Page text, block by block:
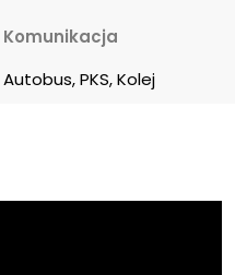
Komunikacja
Autobus, PKS, Kolej